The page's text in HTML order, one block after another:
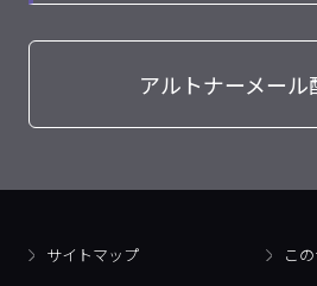
アルトナーメール
サイトマップ こ